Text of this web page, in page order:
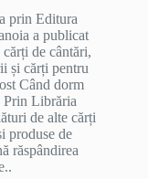
prin Editura
a publicat
de cântări,
și cărți pentru
Când dorm
Librăria
de alte cărți
produse de
răspândirea